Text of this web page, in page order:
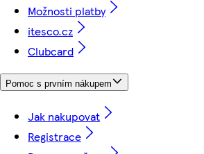
Možnosti platby
itesco.cz
Clubcard
Pomoc s prvním nákupem
Jak nakupovat
Registrace